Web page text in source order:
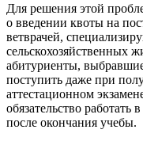
Для решения этой
о введении квоты на
ветврачей,
сельскохозяйственных
абитуриенты,
поступить даже при
аттестационном
обязательство
после окончания учебы.